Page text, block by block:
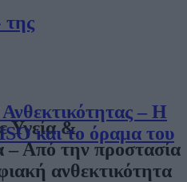
– Η
και το όραμα του
Υγεία &
– Από την προστασία
ανθεκτικότητα